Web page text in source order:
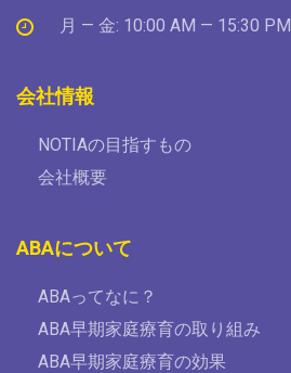
月 — 金: 10:00 AM — 15:30 PM
会社情報
NOTIAの目指すもの
会社概要
ABAについて
ABAってなに？
ABA早期家庭療育の取り組み
ABA早期家庭療育の効果